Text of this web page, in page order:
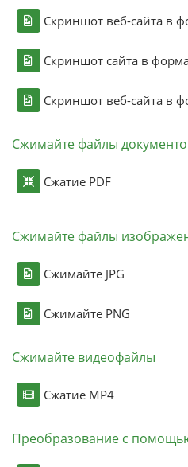
Скриншот веб-сайта в
Скриншот сайта в
Скриншот веб-сайта в
Сжимайте файлы
Сжатие PDF
Сжимайте файлы
Сжимайте JPG
Сжимайте PNG
Сжимайте видеофайлы
Сжатие MP4
Преобразование с